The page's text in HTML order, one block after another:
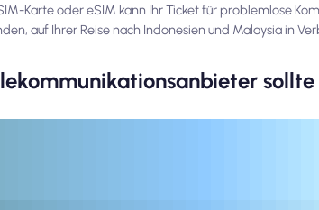
Karte oder eSIM kann Ihr Ticket für problemlose
auf Ihrer Reise nach Indonesien und Malaysia in